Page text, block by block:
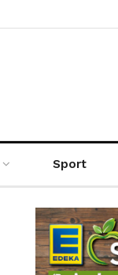
Sport